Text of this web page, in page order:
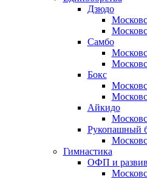
Дзюдо
Самбо
Бокс
Айкидо
Рукопашный
Гимнастика
ОФП и